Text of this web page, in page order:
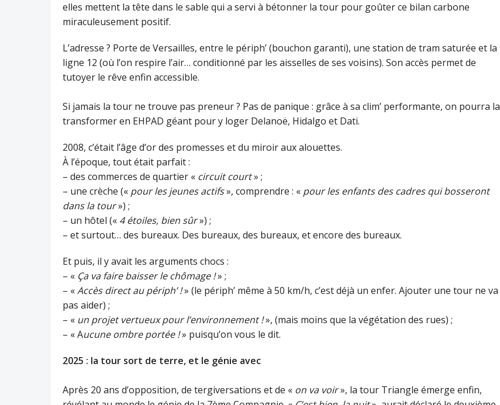
elles mettent la tête dans le sable qui a servi à bétonner la tour pour goûter ce bilan carbone
miraculeusement positif.
L’adresse ? Porte de Versailles, entre le périph’ (bouchon garanti), une station de tram saturée et la
ligne 12 (où l’on respire l’air… conditionné par les aisselles de ses voisins). Son accès permet de
tutoyer le rêve enfin accessible.
Si jamais la tour ne trouve pas preneur ? Pas de panique : grâce à sa clim’ performante, on pourra la
transformer en EHPAD géant pour y loger Delanoë, Hidalgo et Dati.
2008, c’était l’âge d’or des promesses et du miroir aux alouettes.
À l’époque, tout était parfait :
– des commerces de quartier « circuit court» ;
– une crèche (« pour les jeunes actifs», comprendre : « pour les enfants des cadres qui bosseront
dans la tour») ;
– un hôtel (« 4 étoiles, bien sûr») ;
– et surtout… des bureaux. Des bureaux, des bureaux, et encore des bureaux.
Et puis, il y avait les arguments chocs :
– « Ça va faire baisser le chômage !» ;
– «Accès direct au périph’ !» (le périph’ même à 50 km/h, c’est déjà un enfer. Ajouter une tour ne va
pas aider) ;
– « un projet vertueux pour l’environnement !», (mais moins que la végétation des rues) ;
– « Aucune ombre portée !» puisqu’on vous le dit.
2025 : la tour sort de terre, et le génie avec
Après 20 ans d’opposition, de tergiversations et de « on va voir», la tour Triangle émerge enfin,